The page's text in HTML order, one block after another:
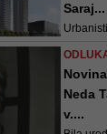
Saraj...
martu
odnosa
Neda
v....